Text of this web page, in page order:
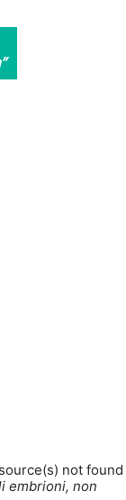
not found
embrioni, non